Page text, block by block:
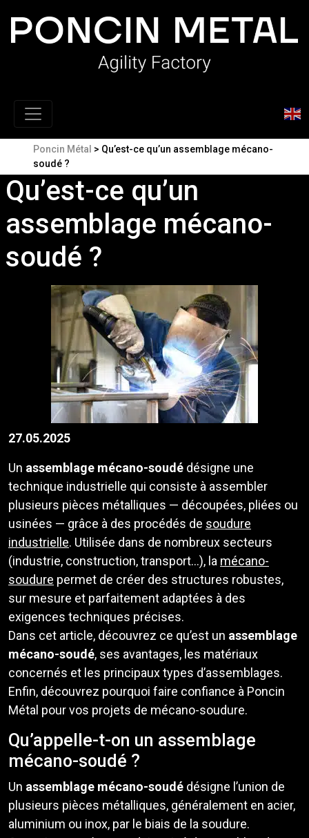
Poncin Métal > Qu’est-ce qu’un assemblage mécano-
soudé ?
Qu’est-ce qu’un
assemblage mécano-
soudé ?
27.05.2025
Un assemblage mécano-soudé désigne une
technique industrielle qui consiste à assembler
plusieurs pièces métalliques — découpées, pliées ou
usinées — grâce à des procédés de soudure
industrielle. Utilisée dans de nombreux secteurs
(industrie, construction, transport…), la mécano-
soudure permet de créer des structures robustes,
sur mesure et parfaitement adaptées à des
exigences techniques précises.
Dans cet article, découvrez ce qu’est un assemblage
mécano-soudé, ses avantages, les matériaux
concernés et les principaux types d’assemblages.
Enfin, découvrez pourquoi faire confiance à Poncin
Métal pour vos projets de mécano-soudure.
Qu’appelle-t-on un assemblage
mécano-soudé ?
Un assemblage mécano-soudé désigne l’union de
plusieurs pièces métalliques, généralement en acier,
aluminium ou inox, par le biais de la soudure.